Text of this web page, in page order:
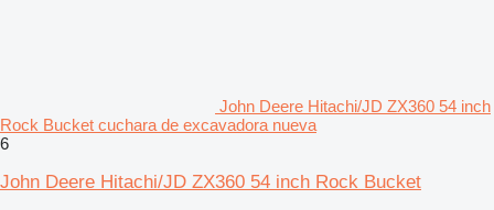
John Deere Hitachi/JD ZX360 54 inch
Rock Bucket cuchara de excavadora nueva
6
John Deere Hitachi/JD ZX360 54 inch Rock Bucket